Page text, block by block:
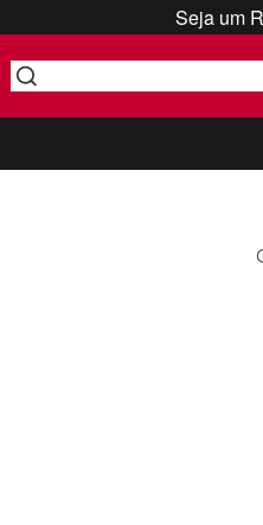
Seja um